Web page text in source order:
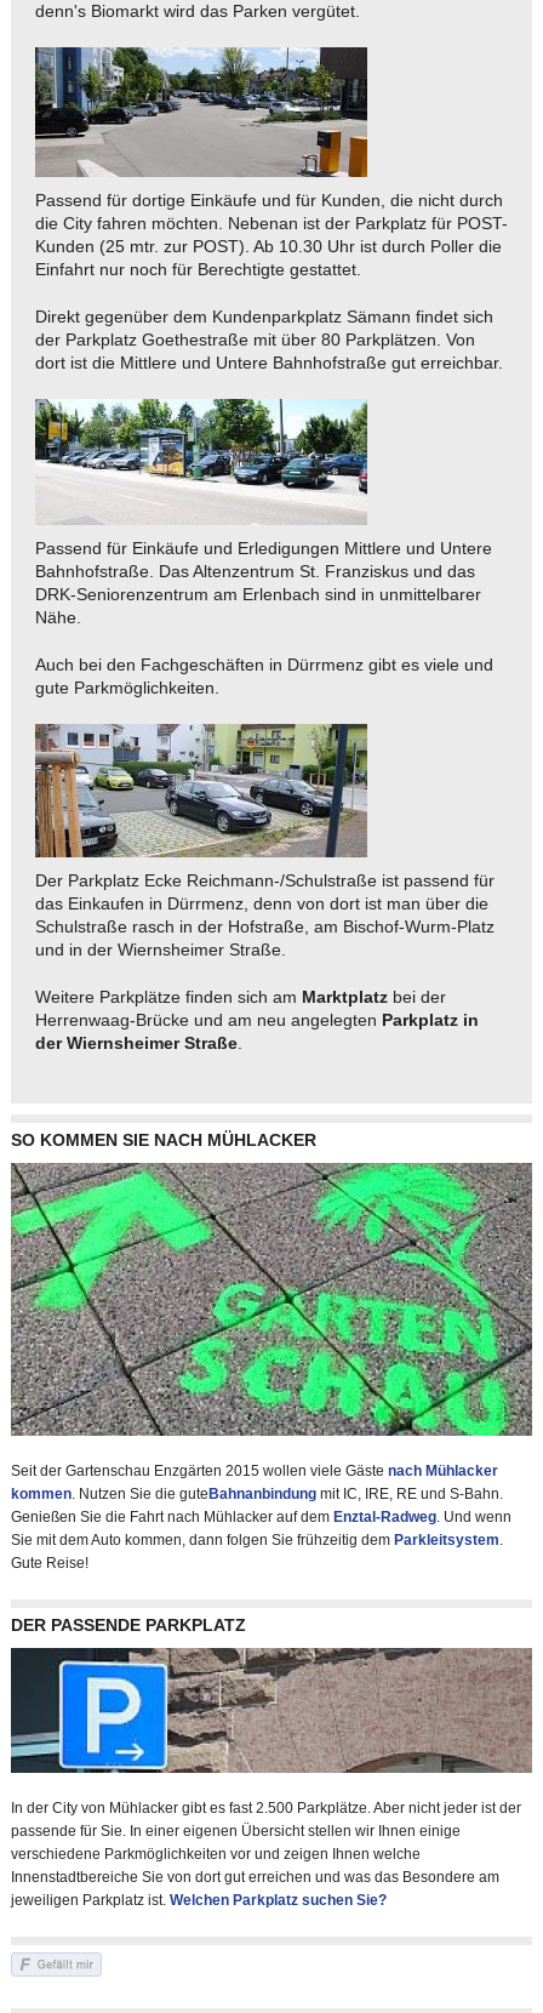
denn's Biomarkt wird das Parken vergütet.
Passend für dortige Einkäufe und für Kunden, die nicht durch
die City fahren möchten. Nebenan ist der Parkplatz für POST-
Kunden (25 mtr. zur POST). Ab 10.30 Uhr ist durch Poller die
Einfahrt nur noch für Berechtigte gestattet.
Direkt gegenüber dem Kundenparkplatz Sämann findet sich
der Parkplatz Goethestraße mit über 80 Parkplätzen. Von
dort ist die Mittlere und Untere Bahnhofstraße gut erreichbar.
Passend für Einkäufe und Erledigungen Mittlere und Untere
Bahnhofstraße. Das Altenzentrum St. Franziskus und das
DRK-Seniorenzentrum am Erlenbach sind in unmittelbarer
Nähe.
Auch bei den Fachgeschäften in Dürrmenz gibt es viele und
gute Parkmöglichkeiten.
Der Parkplatz Ecke Reichmann-/Schulstraße ist passend für
das Einkaufen in Dürrmenz, denn von dort ist man über die
Schulstraße rasch in der Hofstraße, am Bischof-Wurm-Platz
und in der Wiernsheimer Straße.
Weitere Parkplätze finden sich am Marktplatz bei der
Herrenwaag-Brücke und am neu angelegten Parkplatz in
der Wiernsheimer Straße.
SO KOMMEN SIE NACH MÜHLACKER
Seit der Gartenschau Enzgärten 2015 wollen viele Gäste nach Mühlacker
kommen. Nutzen Sie die guteBahnanbindungmit IC, IRE, RE und S-Bahn.
Genießen Sie die Fahrt nach Mühlacker auf dem Enztal-Radweg. Und wenn
Sie mit dem Auto kommen, dann folgen Sie frühzeitig dem Parkleitsystem
Gute Reise!
DER PASSENDE PARKPLATZ
In der City von Mühlacker gibt es fast 2.500 Parkplätze. Aber nicht jeder ist der
passende für Sie. In einer eigenen Übersicht stellen wir Ihnen einige
verschiedene Parkmöglichkeiten vor und zeigen Ihnen welche
Innenstadtbereiche Sie von dort gut erreichen und was das Besondere am
jeweiligen Parkplatz ist. Welchen Parkplatz suchen Sie?